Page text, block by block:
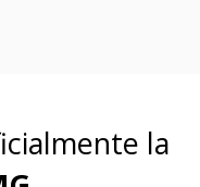
la